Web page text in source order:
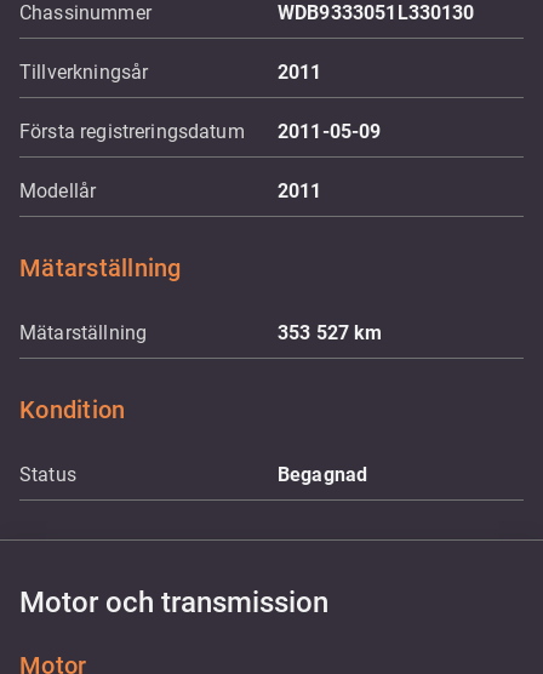
Chassinummer WDB9333051L330130
Tillverkningsår 2011
Första registreringsdatum 2011-05-09
Modellår 2011
Mätarställning
Mätarställning 353 527km
Kondition
Status Begagnad
Motor och transmission
Motor